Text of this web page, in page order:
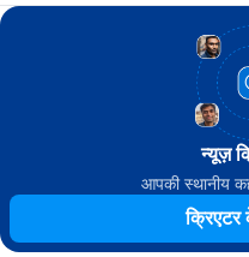
न्यूज़
आपकी स्थानीय